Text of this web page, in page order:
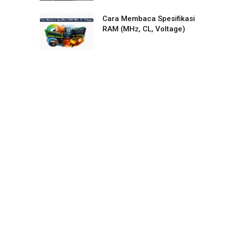
Cara Membaca Spesifikasi
RAM (MHz, CL, Voltage)